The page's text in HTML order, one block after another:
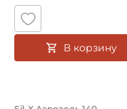
В корзину